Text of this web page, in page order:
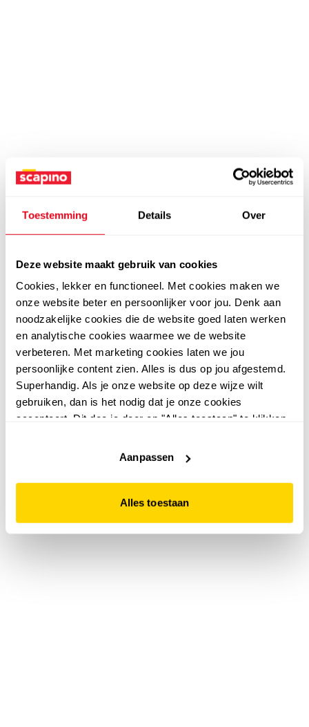
Toestemming Details Over
Deze website maakt gebruik van cookies
Cookies, lekker en functioneel. Met cookies maken we
onze website beter en persoonlijker voor jou. Denk aan
noodzakelijke cookies die de website goed laten werken
en analytische cookies waarmee we de website
verbeteren. Met marketing cookies laten we jou
persoonlijke content zien. Alles is dus op jou afgestemd.
Superhandig. Als je onze website op deze wijze wilt
gebruiken, dan is het nodig dat je onze cookies
accepteert. Dit doe je door op "Alles toestaan" te klikken.
website niet optimaal functioneert.
Aanpassen
Alles toestaan